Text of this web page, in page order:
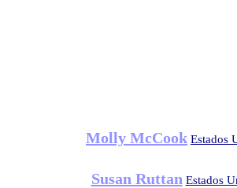
Molly McCook Estados
Susan Ruttan Estados